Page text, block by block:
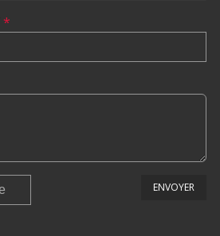
*
ENVOYER